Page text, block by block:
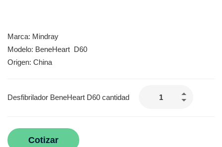
Marca: Mindray
Modelo: BeneHeart D60
Origen: China
Desfibrilador BeneHeart D60 cantidad
Cotizar